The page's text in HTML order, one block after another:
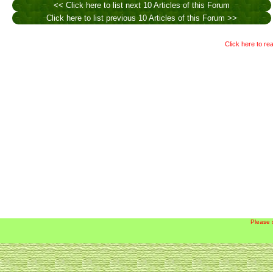
<< Click here to list next 10 Articles of this Forum
Click here to list previous 10 Articles of this Forum >>
Click here to
Please